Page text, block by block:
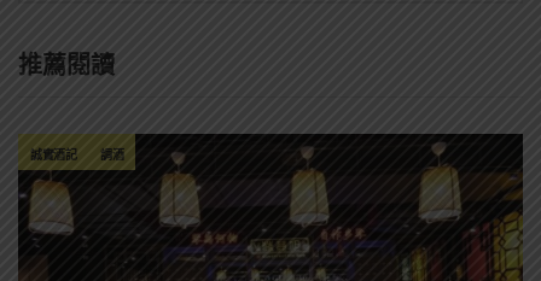
推薦閱讀
誠實酒記 調酒